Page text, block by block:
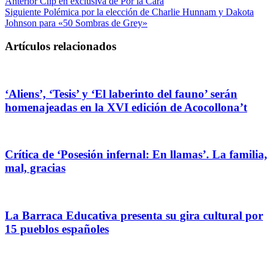
Siguiente Polémica por la elección de Charlie Hunnam y Dakota
Johnson para «50 Sombras de Grey»
Artículos relacionados
‘Aliens’, ‘Tesis’ y ‘El laberinto del fauno’ serán
homenajeadas en la XVI edición de Acocollona’t
Crítica de ‘Posesión infernal: En llamas’. La familia,
mal, gracias
La Barraca Educativa presenta su gira cultural por
15 pueblos españoles